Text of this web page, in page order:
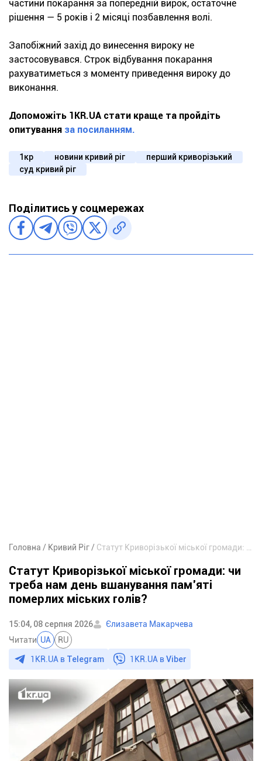
частини покарання за попередній вирок, остаточне
рішення — 5 років і 2 місяці позбавлення волі.
Запобіжний захід до винесення вироку не
застосовувався. Строк відбування покарання
рахуватиметься з моменту приведення вироку до
виконання.
Допоможіть 1KR.UA стати краще та пройдіть
опитування за посиланням.
1кр новини кривий ріг
перший криворізький
суд кривий ріг
Поділитись у соцмережах
Головна Кривий Ріг
Статут Криворізької міської громади: чи
треба нам день вшанування пам’яті
померлих міських голів?
15:04, 08 серпня 2026
Єлизавета Макарчева
Читати UA RU
1KR.UA в Telegram 1KR.UA вViber